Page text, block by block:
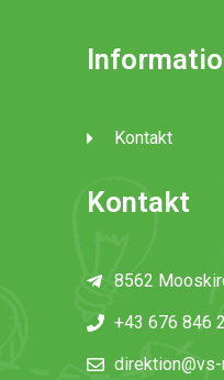
Kontakt
Kontakt
8562
+43 676 846